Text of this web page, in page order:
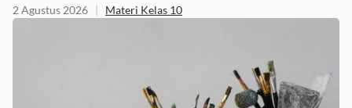
2 Agustus 2026 | Materi Kelas 10